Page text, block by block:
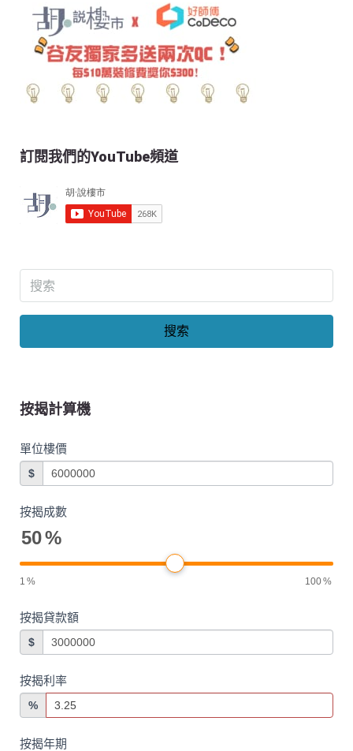
訂閱我們的YouTube頻道
搜索
按揭計算機
單位樓價
$
按揭成數
50%
1 % 100%
按揭貸款額
$
按揭利率
%
按揭年期